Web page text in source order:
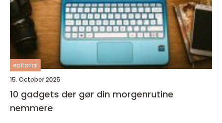
editorial
15. October 2025
10 gadgets der gør din morgenrutine
nemmere